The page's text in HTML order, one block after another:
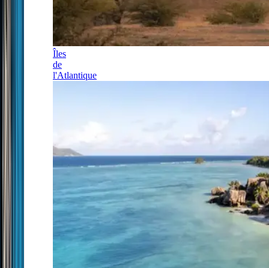
Îles
de
l'Atlantique